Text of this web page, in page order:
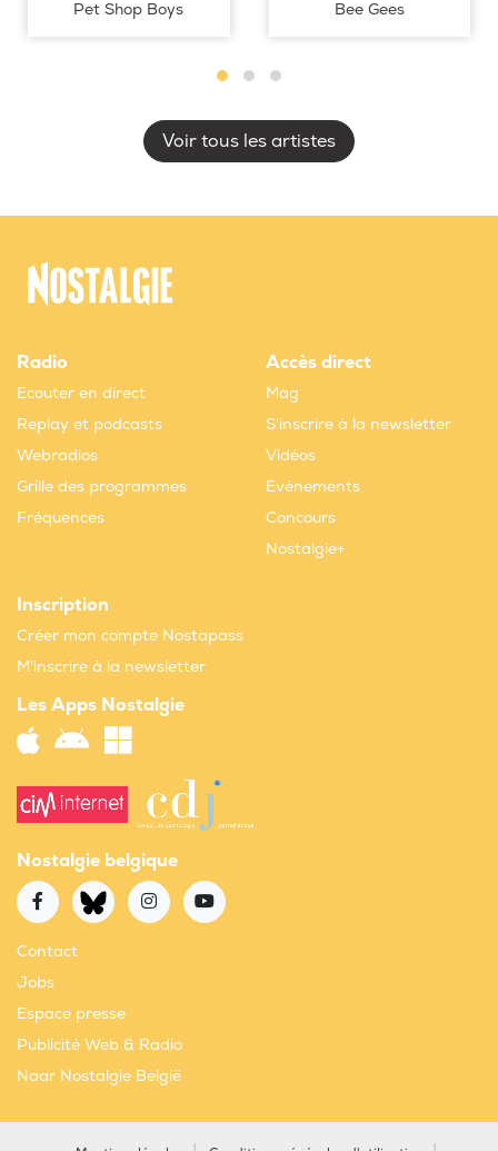
Pet Shop Boys Bee Gees
Voir tous les artistes
Radio
Ecouter en direct
Replay et podcasts
Webradios
Grille des programmes
Fréquences
Accès direct
Mag
S'inscrire à la newsletter
Vidéos
Evènements
Concours
Nostalgie+
Inscription
Créer mon compte Nostapass
M'inscrire à la newsletter
Les Apps Nostalgie
Nostalgie belgique
Contact
Jobs
Espace presse
Publicité Web & Radio
Naar Nostalgie België